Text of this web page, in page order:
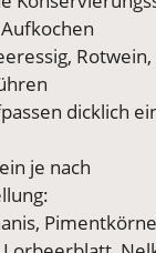
Rotwein,
dicklich
je nach